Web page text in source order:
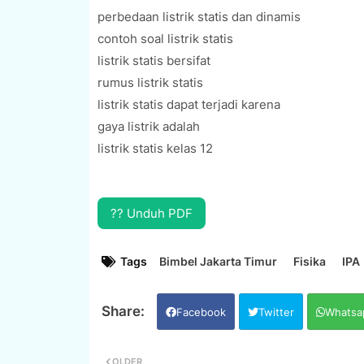
perbedaan listrik statis dan dinamis
contoh soal listrik statis
listrik statis bersifat
rumus listrik statis
listrik statis dapat terjadi karena
gaya listrik adalah
listrik statis kelas 12
?? Unduh PDF
Tags Bimbel Jakarta Timur Fisika IPA
Facebook Twitter
OLDER